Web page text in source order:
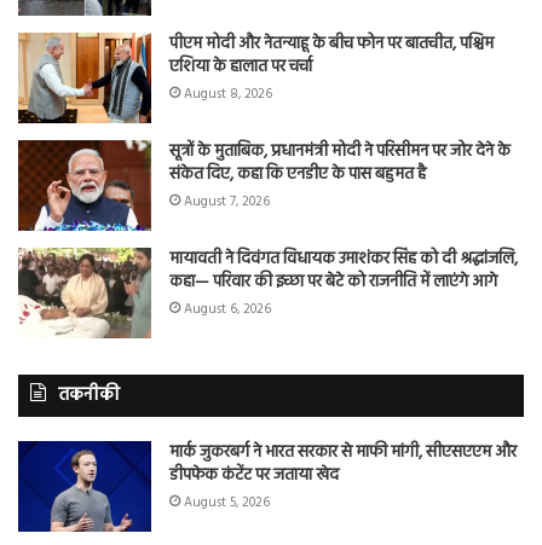
पीएम मोदी और नेतन्याहू के बीच फोन पर बातचीत, पश्चिम
एशिया के हालात पर चर्चा
August 8, 2026
सूत्रों के मुताबिक, प्रधानमंत्री मोदी ने परिसीमन पर जोर देने के
संकेत दिए, कहा कि एनडीए के पास बहुमत है
August 7, 2026
मायावती ने दिवंगत विधायक उमाशंकर सिंह को दी श्रद्धांजलि,
कहा— परिवार की इच्छा पर बेटे को राजनीति में लाएंगे आगे
August 6, 2026
तकनीकी
मार्क जुकरबर्ग ने भारत सरकार से माफी मांगी, सीएसएएम और
डीपफेक कंटेंट पर जताया खेद
August 5, 2026